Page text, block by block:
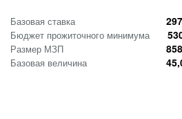
Базовая ставка
Бюджет прожиточного минимума
Размер МЗП
Базовая величина